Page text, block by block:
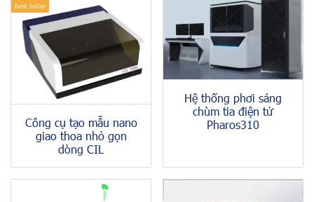
Best Seller
Công cụ tạo mẫu nano
giao thoa nhỏ gọn
dòng CIL
Hệ thống phơi sáng
chùm tia điện tử
Pharos310